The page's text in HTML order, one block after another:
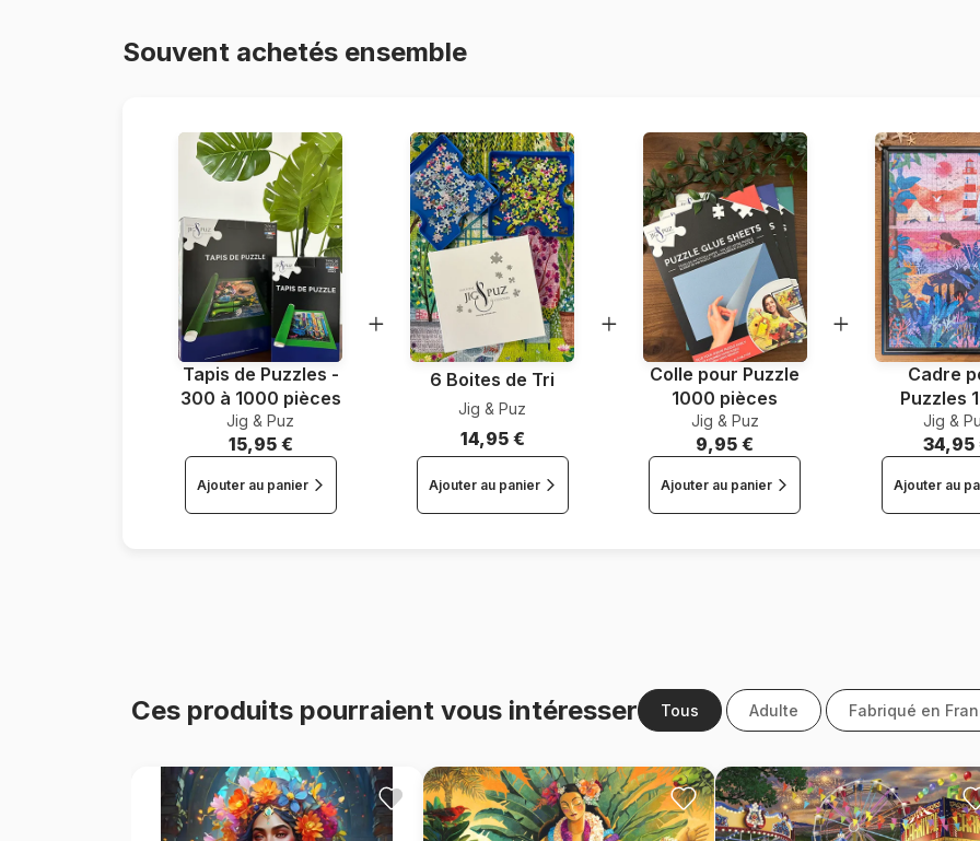
Dimensions
Matière primaire
Format boîte
Souvent achetés ensemble
Tapis de Puzzles -
300 à 1000 pièces
Jig & Puz
15,95 €
Ajouter au panier
6 Boites de Tri
Jig & Puz
14,95 €
Ajouter au panier
Colle pour Puzzle
1000 pièces
Jig & Puz
9,95 €
Ajouter au panier
Cadre
Puzzles
Jig &
34,95
Ajouter au
Ces produits pourraient vous intéresser Tous Adulte Fabriqué en